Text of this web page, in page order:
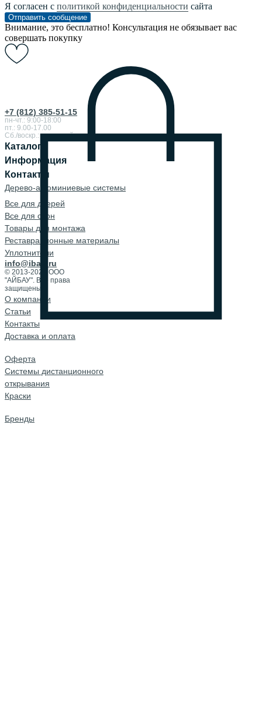
+7 (812) 385-51-15
пн-чт.: 9:00-18:00
пт.: 9.00-17.00
Сб./воскр.: выходной
Каталог
Информация
Контакты
Дерево-алюминиевые системы
Все для дверей
Все для окон
Товары для монтажа
Реставрационные материалы
Уплотнители
info@ibau.ru
© 2013-2026 ООО
"АЙБАУ". Все права
защищены.
О компании
Cтатьи
Контакты
Доставка и оплата
Оферта
Системы дистанционного
открывания
Краски
Бренды
Я согласен с политикой конфиденциальности сайта
Отправить сообщение
Внимание, это бесплатно! Консультация не обязывает вас
совершать покупку